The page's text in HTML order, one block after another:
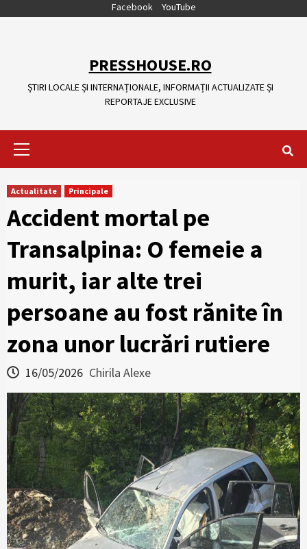
Facebook YouTube
PRESSHOUSE.RO
ȘTIRI LOCALE ȘI INTERNAȚIONALE, INFORMAȚII ACTUALIZATE ȘI
REPORTAJE EXCLUSIVE
Actualitate Principale
Accident mortal pe
Transalpina: O femeie a
murit, iar alte trei
persoane au fost rănite în
zona unor lucrări rutiere
16/05/2026 Chirila Alexe